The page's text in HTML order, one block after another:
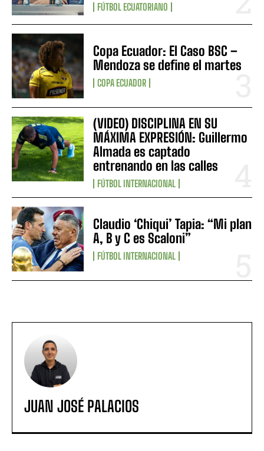
FÚTBOL ECUATORIANO
Copa Ecuador: El Caso BSC –
Mendoza se define el martes
COPA ECUADOR
(VIDEO) DISCIPLINA EN SU
MÁXIMA EXPRESIÓN: Guillermo
Almada es captado
entrenando en las calles
FÚTBOL INTERNACIONAL
Claudio ‘Chiqui’ Tapia: “Mi plan
A, B y C es Scaloni”
FÚTBOL INTERNACIONAL
JUAN JOSÉ PALACIOS